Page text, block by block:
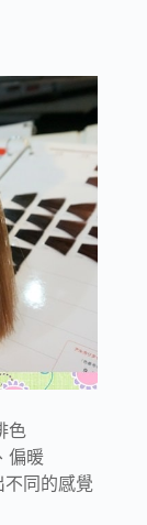
色
偏暖
同的感覺